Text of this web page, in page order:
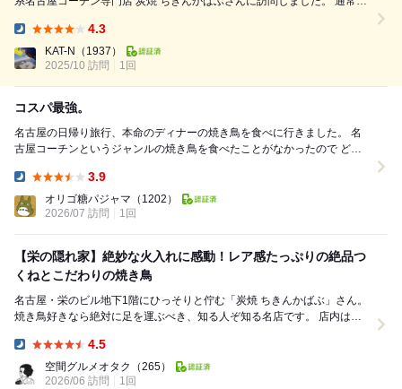
キャンペーンだったのか予約して訪問しました。 訪問当日にショートメ
ールで店のドア...
4.3
KAT-N
（1937）
2025/10 訪問
1回
コスパ最強。
名古屋の日帰り旅行、本命のディナーの焼き鳥を食べに行きました。 名
古屋コーチンというジャンルの焼き鳥を食べたことがなかったので どう
3.9
オリゴ糖パジャマ （1202）
2026/07 訪問
1回
【栄の隠れ家】絶妙な火入れに感動！レア感たっぷりの絶品つ
くねとこだわりの焼き鳥
名古屋・栄のビル地下1階にひっそりと佇む「炭焼 ちきんかばぶ」さん。
焼き鳥好きなら絶対に足を運ぶべき、知る人ぞ知る名店です。 店内は落
4.5
空間グルメオタク
（265）
2026/06 訪問
1回